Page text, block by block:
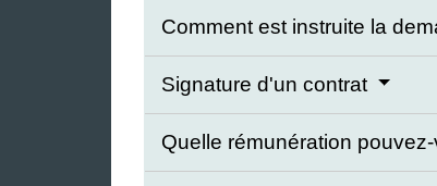
Comment est instruite la
Signature d'un contrat
Quelle rémunération